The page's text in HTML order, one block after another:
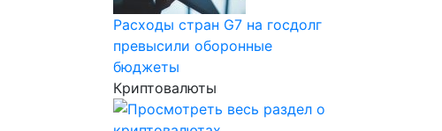
Расходы стран G7 на госдолг
превысили оборонные
бюджеты
Криптовалюты